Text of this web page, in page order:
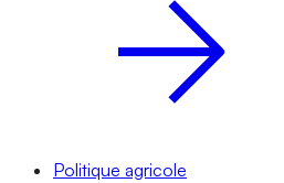
Politique agricole